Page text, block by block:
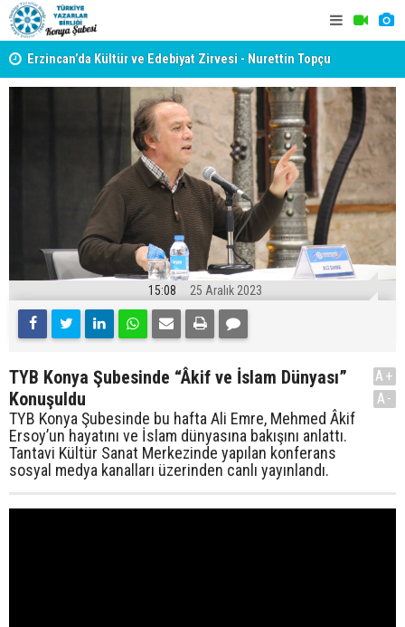
Erzincan’da Kültür ve Edebiyat Zirvesi - Nurettin Topçu
Sokağı Açılışı
15:08 25 Aralık 2023
TYB Konya Şubesinde “Âkif ve İslam Dünyası”
Konuşuldu
TYB Konya Şubesinde bu hafta Ali Emre, Mehmed Âkif
Ersoy’un hayatını ve İslam dünyasına bakışını anlattı.
Tantavi Kültür Sanat Merkezinde yapılan konferans
sosyal medya kanalları üzerinden canlı yayınlandı.
A+
A-